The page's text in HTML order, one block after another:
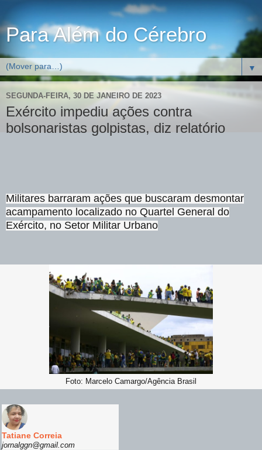
Para Além do Cérebro
▼
SEGUNDA-FEIRA, 30 DE JANEIRO DE 2023
Exército impediu ações contra
bolsonaristas golpistas, diz relatório
Militares barraram ações que buscaram desmontar
acampamento localizado no Quartel General do
Exército, no Setor Militar Urbano
Foto: Marcelo Camargo/Agência Brasil
Tatiane Correia
jornalggn@gmail.com